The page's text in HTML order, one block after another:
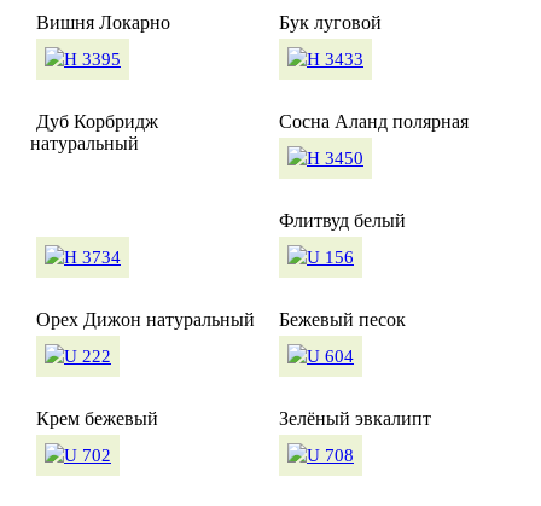
Вишня Локарно Бук луговой
Дуб Корбридж
натуральный
Сосна Аланд полярная
Флитвуд белый
Орех Дижон натуральный Бежевый песок
Крем бежевый Зелёный эвкалипт